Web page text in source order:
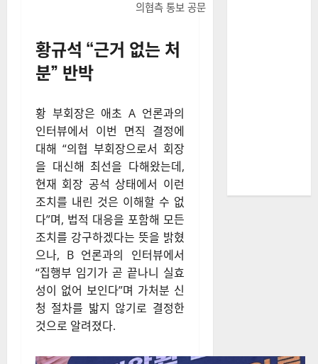
의협측 통보 공문
황규석 “근거 없는 처
분” 반박
황 부회장은 애초 A 언론과의
인터뷰에서 이번 면직 결정에
대해 “의협 부회장으로서 회장
을 대신해 최선을 다해왔는데,
현재 회장 공석 상태에서 이런
조치를 내린 것은 이해할 수 없
다”며, 법적 대응을 포함해 모든
조치를 강구하겠다는 뜻을 밝혔
으나, B 언론과의 인터뷰에서
“집행부 임기가 곧 끝나니 실효
성이 없어 보인다”며 가처분 신
청 절차를 밟지 않기로 결정한
것으로 알려졌다.